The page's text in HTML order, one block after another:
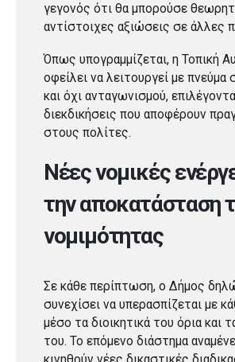
γεγονός ότι θα μπορούσε
αντίστοιχες αξιώσεις σε άλλες
Όπως υπογραμμίζεται, η Τοπική
οφείλει να λειτουργεί με πνεύμα
και όχι ανταγωνισμού,
διεκδικήσεις που αποφέρουν
στους πολίτες.
Νέες νομικές
την αποκατάσταση
νομιμότητας
Σε κάθε περίπτωση, ο Δήμος
συνεχίσει να υπερασπίζεται με
μέσο τα διοικητικά του όρια και
του. Το επόμενο διάστημα